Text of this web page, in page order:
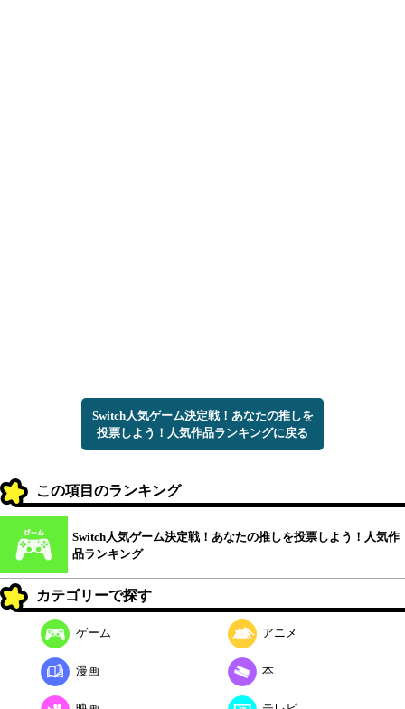
Switch人気ゲーム決定戦！あなたの推しを
投票しよう！人気作品ランキングに戻る
この項目のランキング
Switch人気ゲーム決定戦！あなたの推しを投票しよう！人気作
品ランキング
カテゴリーで探す
ゲーム アニメ
漫画 本